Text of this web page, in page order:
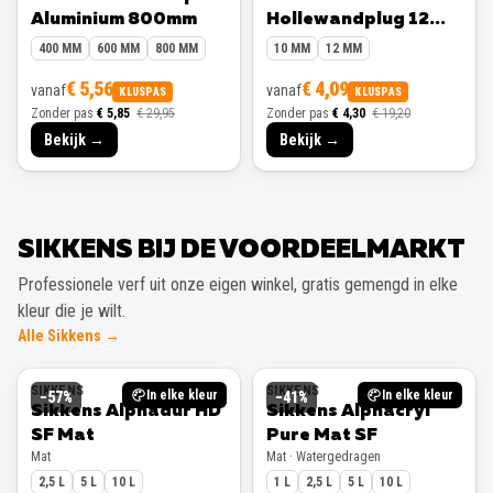
Aluminium 800mm
400 MM 600 MM 800 MM
vanaf€ 5,56 KLUSPAS
Zonder pas € 5,85 € 29,95
Bekijk →
Hollewandplug 12
mm 10 stuks
10 MM 12 MM
vanaf€ 4,09 KLUSPAS
Zonder pas € 4,30 € 19,20
Bekijk →
SIKKENS BIJ DE VOORDEELMARKT
Professionele verf uit onze eigen winkel, gratis gemengd in elke
kleur die je wilt.
Alle Sikkens →
−57% In elke kleur
SIKKENS
Sikkens Alphadur HD
SF Mat
Mat
2,5 L
5 L 10 L
−41% In elke kleur
SIKKENS
Sikkens Alphacryl
Pure Mat SF
Mat · Watergedragen
1 L
2,5 L 5 L 10 L